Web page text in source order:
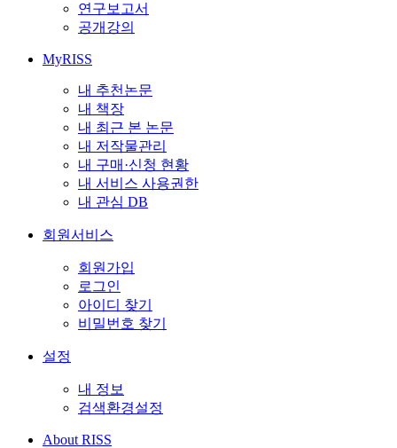
연구보고서
공개강의
MyRISS
내 추천논문
내 책장
내 최근 본 논문
내 저작물관리
내 구매·신청 현황
내 서비스 사용권한
내 관심 DB
회원서비스
회원가입
로그인
아이디 찾기
비밀번호 찾기
설정
내 정보
검색환경설정
About RISS